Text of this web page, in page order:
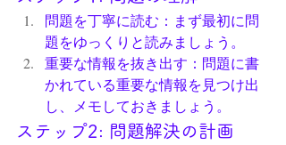
問題を丁寧に読む：まず最初に問
題をゆっくりと読みましょう。
重要な情報を抜き出す：問題に書
かれている重要な情報を見つけ出
し、メモしておきましょう。
ステップ2: 問題解決の計画